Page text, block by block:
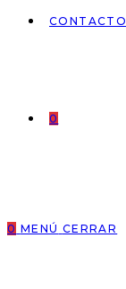
CONTACTO
0
0 MENÚ CERRAR